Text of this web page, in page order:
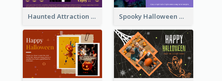
Haunted Attraction Themed Halloween Card Spooky Halloween Greeting Card